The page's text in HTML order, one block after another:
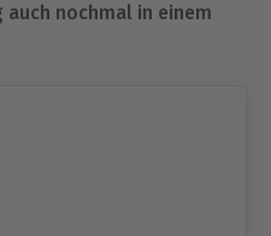
nochmal in einem